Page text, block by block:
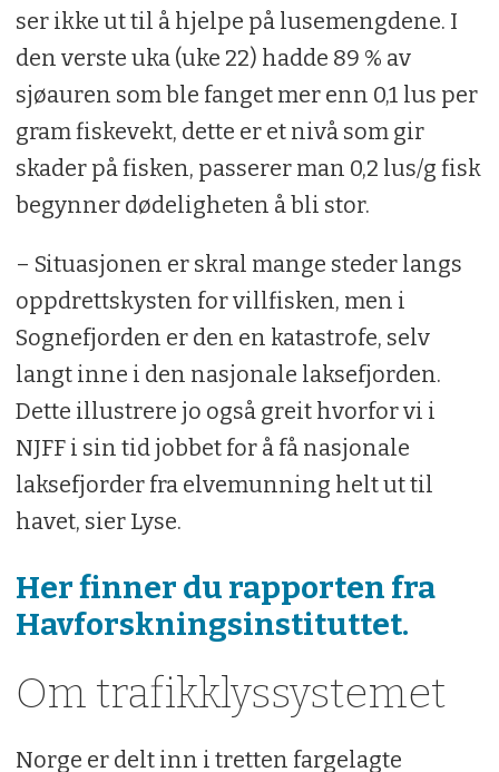
ser ikke ut til å hjelpe på lusemengdene. I
den verste uka (uke 22) hadde 89 % av
sjøauren som ble fanget mer enn 0,1 lus per
gram fiskevekt, dette er et nivå som gir
skader på fisken, passerer man 0,2 lus/g fisk
begynner dødeligheten å bli stor.
– Situasjonen er skral mange steder langs
oppdrettskysten for villfisken, men i
Sognefjorden er den en katastrofe, selv
langt inne i den nasjonale laksefjorden.
Dette illustrere jo også greit hvorfor vi i
NJFF i sin tid jobbet for å få nasjonale
laksefjorder fra elvemunning helt ut til
havet, sier Lyse.
Her finner du rapporten fra
Havforskningsinstituttet.
Om trafikklyssystemet
Norge er delt inn i tretten fargelagte